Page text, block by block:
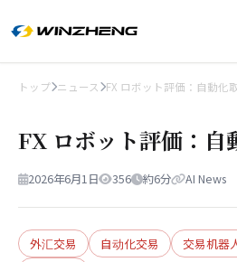
トップ ニュース FX ロボット評価：自動化
FX ロボット評価：自
2026年6月1日 356 約6分 AI News
外汇交易 自动化交易 交易机器